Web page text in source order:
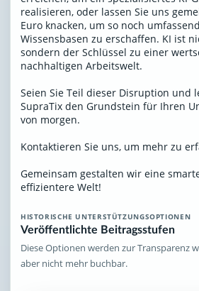
realisieren, oder lassen Sie uns
Euro knacken, um so noch
Wissensbasen zu erschaffen. KI ist
sondern der Schlüssel zu einer
nachhaltigen Arbeitswelt.
Seien Sie Teil dieser Disruption und
SupraTix den Grundstein für Ihren
von morgen.
Kontaktieren Sie uns, um mehr zu
Gemeinsam gestalten wir eine
effizientere Welt!
HISTORISCHE UNTERSTÜTZUNGSOPTIONEN
Veröffentlichte Beitragsstufen
Diese Optionen werden zur Transparenz
aber nicht mehr buchbar.